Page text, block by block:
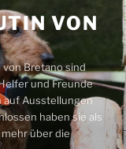
VON
von Bretano sind
und Freunde
auf Ausstellungen
haben sie als
über die